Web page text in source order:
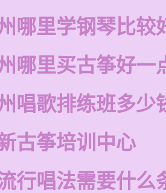
哪里学钢琴比较
哪里买古筝好一
唱歌排练班多少
古筝培训中心
行唱法需要什么